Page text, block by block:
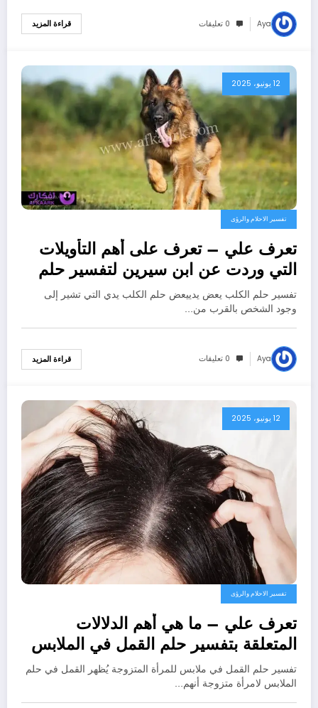
Aya 0 تعليقات قراءة المزيد
12 يونيو، 2025
تفسير الاحلام والرؤى
تعرف علي – تعرف على أهم التأويلات
التي وردت عن ابن سيرين لتفسير حلم
الكلب يعض يدي – بالتفصيل
تفسير حلم الكلب يعض يدييعض حلم الكلب يدي التي تشير إلى
وجود الشخص بالقرب من…
Aya 0 تعليقات قراءة المزيد
12 يونيو، 2025
تفسير الاحلام والرؤى
تعرف علي – ما هي أهم الدلالات
المتعلقة بتفسير حلم القمل في الملابس
للمتزوجة عند ابن سيرين؟ – بالتفصيل
تفسير حلم القمل في ملابس للمرأة المتزوجة يُظهر القمل في حلم
الملابس لامرأة متزوجة أنهم…